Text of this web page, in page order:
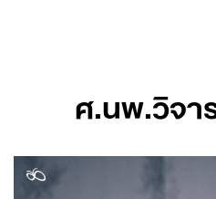
ศ.นพ.วิจ